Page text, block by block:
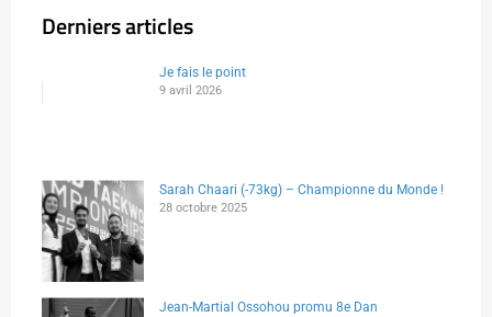
Derniers articles
Je fais le point
9 avril 2026
Sarah Chaari (-73kg) – Championne du Monde !
28 octobre 2025
Jean-Martial Ossohou promu 8e Dan